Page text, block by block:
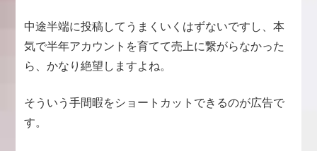
中途半端に投稿してうまくいくはずないですし、本
気で半年アカウントを育てて売上に繋がらなかった
ら、かなり絶望しますよね。
そういう手間暇をショートカットできるのが広告で
す。